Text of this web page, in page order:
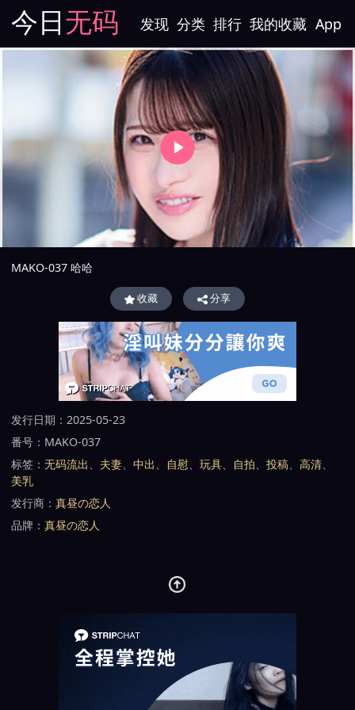
今日无码 发现 分类 排行 我的收藏 App
MAKO-037 哈哈
收藏 分享
发行日期：2025-05-23
番号：MAKO-037
标签：无码流出、 夫妻、中出、 自慰、玩具、 自拍、投稿、高清、
美乳
发行商：真昼の恋人
品牌：真昼の恋人